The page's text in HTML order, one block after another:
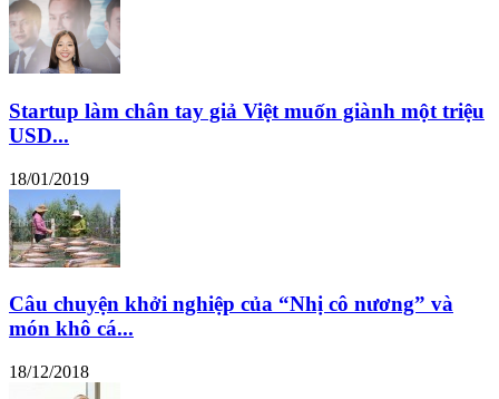
Startup làm chân tay giả Việt muốn giành một triệu
USD...
18/01/2019
Câu chuyện khởi nghiệp của “Nhị cô nương” và
món khô cá...
18/12/2018